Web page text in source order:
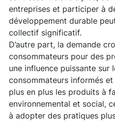
entreprises et participer à
développement durable
collectif significatif.
D’autre part, la demande
consommateurs pour des
une influence puissante sur
consommateurs informés
plus en plus les produits à
environnemental et social,
à adopter des pratiques